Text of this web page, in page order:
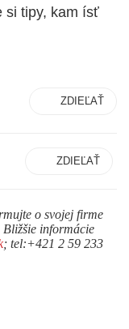
si tipy, kam ísť
ZDIEĽAŤ
ZDIEĽAŤ
o svojej firme
Bližšie informácie
; tel:+421 2 59 233